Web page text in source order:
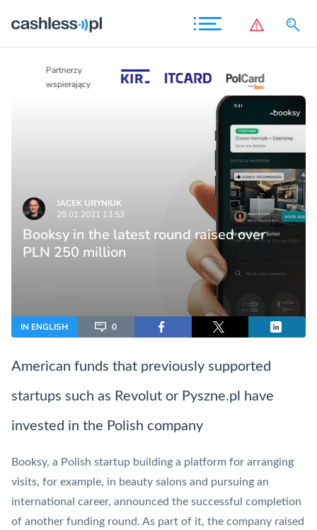
Partnerzy
wspierający
JACEK URYNIUK
29.01.2021 13:53
Booksy in the latest round raised over
PLN 250 million
IN ENGLISH 0
American funds that previously supported
startups such as Revolut or Pyszne.pl have
invested in the Polish company
Booksy, a Polish startup building a platform for arranging
visits, for example, in beauty salons and pursuing an
international career, announced the successful completion
of another funding round. As part of it, the company raised